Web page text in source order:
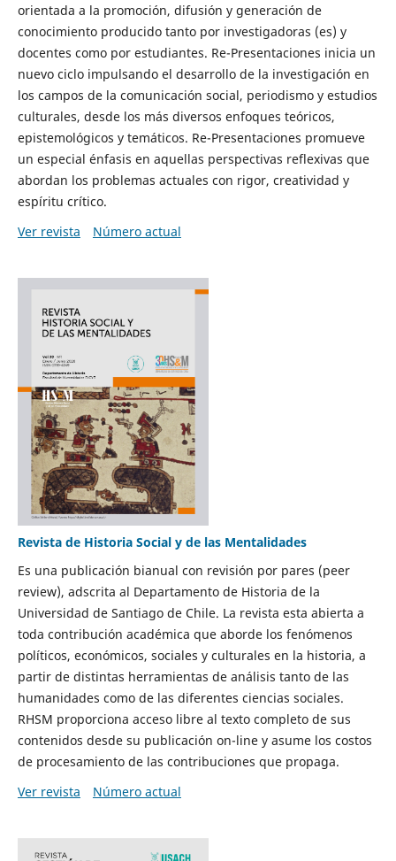
orientada a la promoción, difusión y generación de
conocimiento producido tanto por investigadoras (es) y
docentes como por estudiantes. Re-Presentaciones inicia un
nuevo ciclo impulsando el desarrollo de la investigación en
los campos de la comunicación social, periodismo y estudios
culturales, desde los más diversos enfoques teóricos,
epistemológicos y temáticos. Re-Presentaciones promueve
un especial énfasis en aquellas perspectivas reflexivas que
abordan los problemas actuales con rigor, creatividad y
espíritu crítico.
Ver revista
Número actual
Revista de Historia Social y de las Mentalidades
Es una publicación bianual con revisión por pares (peer
review), adscrita al Departamento de Historia de la
Universidad de Santiago de Chile. La revista esta abierta a
toda contribución académica que aborde los fenómenos
políticos, económicos, sociales y culturales en la historia, a
partir de distintas herramientas de análisis tanto de las
humanidades como de las diferentes ciencias sociales.
RHSM proporciona acceso libre al texto completo de sus
contenidos desde su publicación on-line y asume los costos
de procesamiento de las contribuciones que propaga.
Ver revista
Número actual